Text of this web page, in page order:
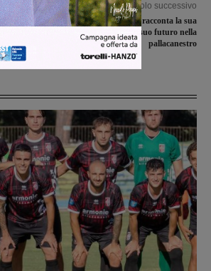
Articolo successivo
Marco Evangelisti racconta la sua
passione e il suo futuro nella
pallacanestro